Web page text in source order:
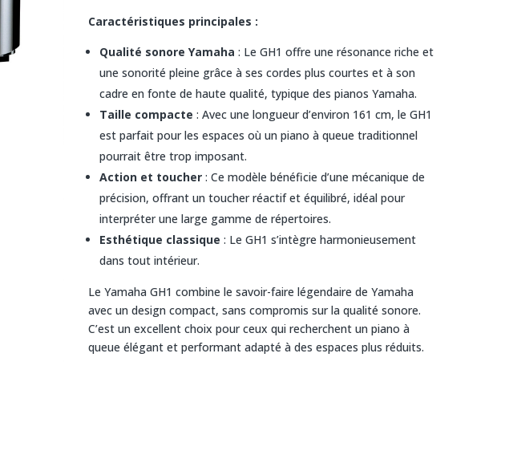
Caractéristiques principales :
Qualité sonore Yamaha : Le GH1 offre une résonance riche et
une sonorité pleine grâce à ses cordes plus courtes et à son
cadre en fonte de haute qualité, typique des pianos Yamaha.
Taille compacte : Avec une longueur d’environ 161 cm, le GH1
est parfait pour les espaces où un piano à queue traditionnel
pourrait être trop imposant.
Action et toucher : Ce modèle bénéficie d’une mécanique de
précision, offrant un toucher réactif et équilibré, idéal pour
interpréter une large gamme de répertoires.
Esthétique classique : Le GH1 s’intègre harmonieusement
dans tout intérieur.
Le Yamaha GH1 combine le savoir-faire légendaire de Yamaha
avec un design compact, sans compromis sur la qualité sonore.
C’est un excellent choix pour ceux qui recherchent un piano à
queue élégant et performant adapté à des espaces plus réduits.